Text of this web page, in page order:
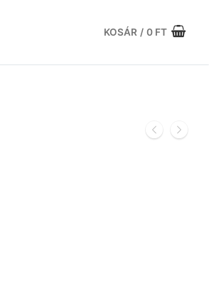
KOSÁR / 0 FT